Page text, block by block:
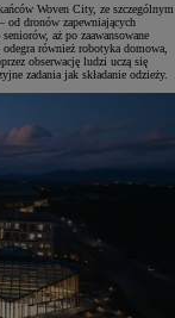
Woven City, ze szczególnym
od dronów zapewniających
aż po zaawansowane
również robotyka domowa,
obserwację ludzi uczą się
zadania jak składanie odzieży.